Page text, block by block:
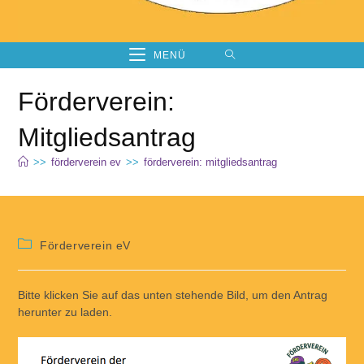
MENÜ
Förderverein:
Mitgliedsantrag
>> förderverein ev >> förderverein: mitgliedsantrag
Beitrags-
Förderverein eV
Bitte klicken Sie auf das unten stehende Bild, um den Antrag
herunter zu laden.